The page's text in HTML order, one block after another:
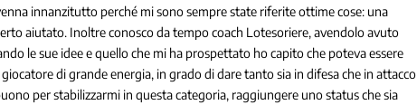
innanzitutto perché mi sono sempre state riferite ottime cose: una
aiutato. Inoltre conosco da tempo coach Lotesoriere, avendolo avuto
le sue idee e quello che mi ha prospettato ho capito che poteva essere
di grande energia, in grado di dare tanto sia in difesa che in attacco
per stabilizzarmi in questa categoria, raggiungere uno status che sia